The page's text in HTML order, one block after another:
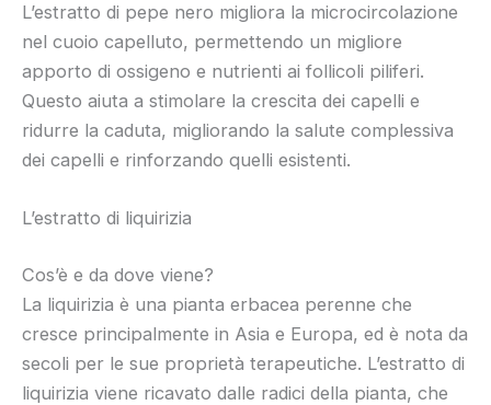
L’estratto di pepe nero migliora la microcircolazione
nel cuoio capelluto, permettendo un migliore
apporto di ossigeno e nutrienti ai follicoli piliferi.
Questo aiuta a stimolare la crescita dei capelli e
ridurre la caduta, migliorando la salute complessiva
dei capelli e rinforzando quelli esistenti.
L’estratto di liquirizia
Cos’è e da dove viene?
La liquirizia è una pianta erbacea perenne che
cresce principalmente in Asia e Europa, ed è nota da
secoli per le sue proprietà terapeutiche. L’estratto di
liquirizia viene ricavato dalle radici della pianta, che